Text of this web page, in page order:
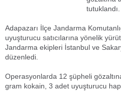
tutuklandı.
Adapazarı İlçe Jandarma
uyuşturucu satıcılarına yönelik
Jandarma ekipleri İstanbul ve
düzenledi.
Operasyonlarda 12 şüpheli
gram kokain, 3 adet uyuşturucu